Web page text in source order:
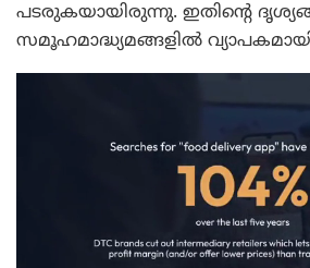
പടരുകയായിരുന്നു. ഇതിന്റെ
സമൂഹമാദ്ധ്യമങ്ങളിൽ